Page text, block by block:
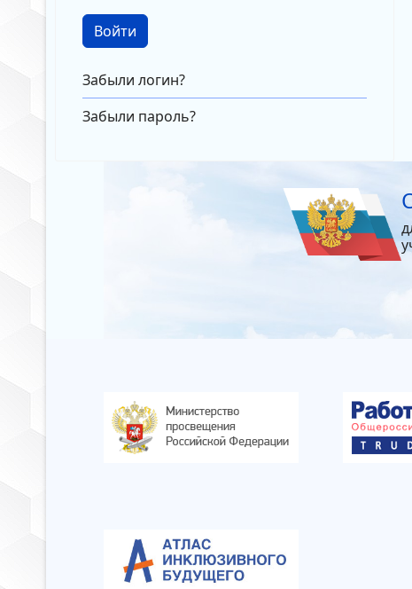
Войти
Забыли логин?
Забыли пароль?